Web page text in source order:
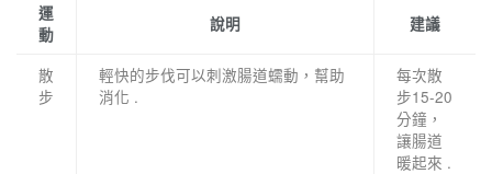
運
動
說明 建議
散
步
輕快的步伐可以刺激腸道蠕動，幫助
消化 .
每次散
步15-20
分鐘，
讓腸道
暖起來 .